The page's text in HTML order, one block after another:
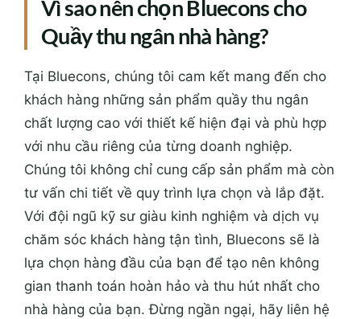
Vì sao nên chọn Bluecons cho
Quầy thu ngân nhà hàng?
Tại Bluecons, chúng tôi cam kết mang đến cho
khách hàng những sản phẩm quầy thu ngân
chất lượng cao với thiết kế hiện đại và phù hợp
với nhu cầu riêng của từng doanh nghiệp.
Chúng tôi không chỉ cung cấp sản phẩm mà còn
tư vấn chi tiết về quy trình lựa chọn và lắp đặt.
Với đội ngũ kỹ sư giàu kinh nghiệm và dịch vụ
chăm sóc khách hàng tận tình, Bluecons sẽ là
lựa chọn hàng đầu của bạn để tạo nên không
gian thanh toán hoàn hảo và thu hút nhất cho
nhà hàng của bạn. Đừng ngần ngại, hãy liên hệ